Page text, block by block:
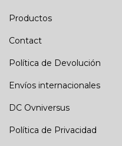
Productos
Contact
Política de Devolución
Envíos internacionales
DC Ovniversus
Política de Privacidad